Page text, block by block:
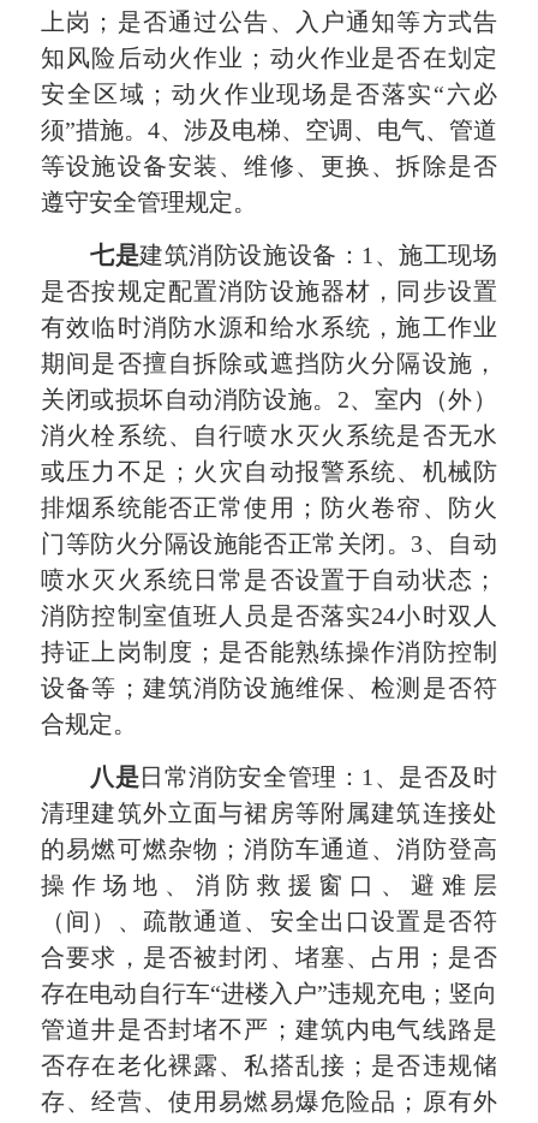
上岗；是否通过公告、入户通知等方式告
知风险后动火作业；动火作业是否在划定
安全区域；动火作业现场是否落实“六必
须”措施。4、涉及电梯、空调、电气、管道
等设施设备安装、维修、更换、拆除是否
遵守安全管理规定。
七是建筑消防设施设备：1、施工现场
是否按规定配置消防设施器材，同步设置
有效临时消防水源和给水系统，施工作业
期间是否擅自拆除或遮挡防火分隔设施，
关闭或损坏自动消防设施。2、室内（外）
消火栓系统、自行喷水灭火系统是否无水
或压力不足；火灾自动报警系统、机械防
排烟系统能否正常使用；防火卷帘、防火
门等防火分隔设施能否正常关闭。3、自动
喷水灭火系统日常是否设置于自动状态；
消防控制室值班人员是否落实24小时双人
持证上岗制度；是否能熟练操作消防控制
设备等；建筑消防设施维保、检测是否符
合规定。
八是日常消防安全管理：1、是否及时
清理建筑外立面与裙房等附属建筑连接处
的易燃可燃杂物；消防车通道、消防登高
操作场地、消防救援窗口、避难层
（间）、疏散通道、安全出口设置是否符
合要求，是否被封闭、堵塞、占用；是否
存在电动自行车“进楼入户”违规充电；竖向
管道井是否封堵不严；建筑内电气线路是
否存在老化裸露、私搭乱接；是否违规储
存、经营、使用易燃易爆危险品；原有外